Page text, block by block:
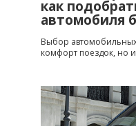
как
автомобиля
Выбор
комфорт поездок, но